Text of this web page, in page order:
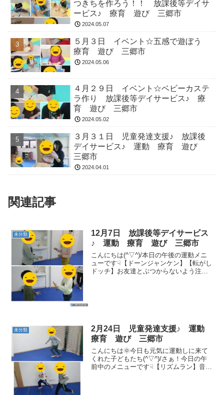
つきちを作ろう！！ 放課後等デイサ
ービス♪ 療育 遊び 三郷市
2024.05.07
５月３日 イベント☆五感で遊ぼう
療育 遊び 三郷市
2024.05.06
４月２９日 イベント☆ベビーカステ
ラ作り 放課後等デイサービス♪ 療
育 遊び 三郷市
2024.05.02
３月３１日 児童発達支援♪ 放課後
デイサービス♪ 運動 療育 遊び
三郷市
2024.04.01
関連記事
未分類
12月7日 放課後等デイサービス
♪ 運動 療育 遊び 三郷市
こんにちは(^▽^)/本日の午後の運動メニ
ューです☟【ドーンジャンケン】【転がし
ドッチ】お友達とぶつからないよう注意
未分類
2月24日 児童発達支援♪ 運動
療育 遊び 三郷市
こんにちは🌞今日も元気に運動しに来て
くれた子どもたち(^▽^)/さぁ！今日の午
前中のメニューです☟【リズムラン】音楽